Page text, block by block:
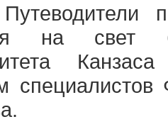
на свет
специалистов